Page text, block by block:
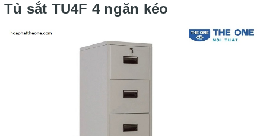
Tủ sắt TU4F 4 ngăn kéo